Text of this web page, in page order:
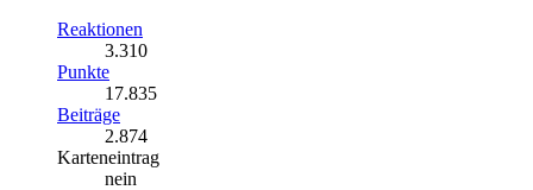
Reaktionen
3.310
Punkte
17.835
Beiträge
2.874
Karteneintrag
nein